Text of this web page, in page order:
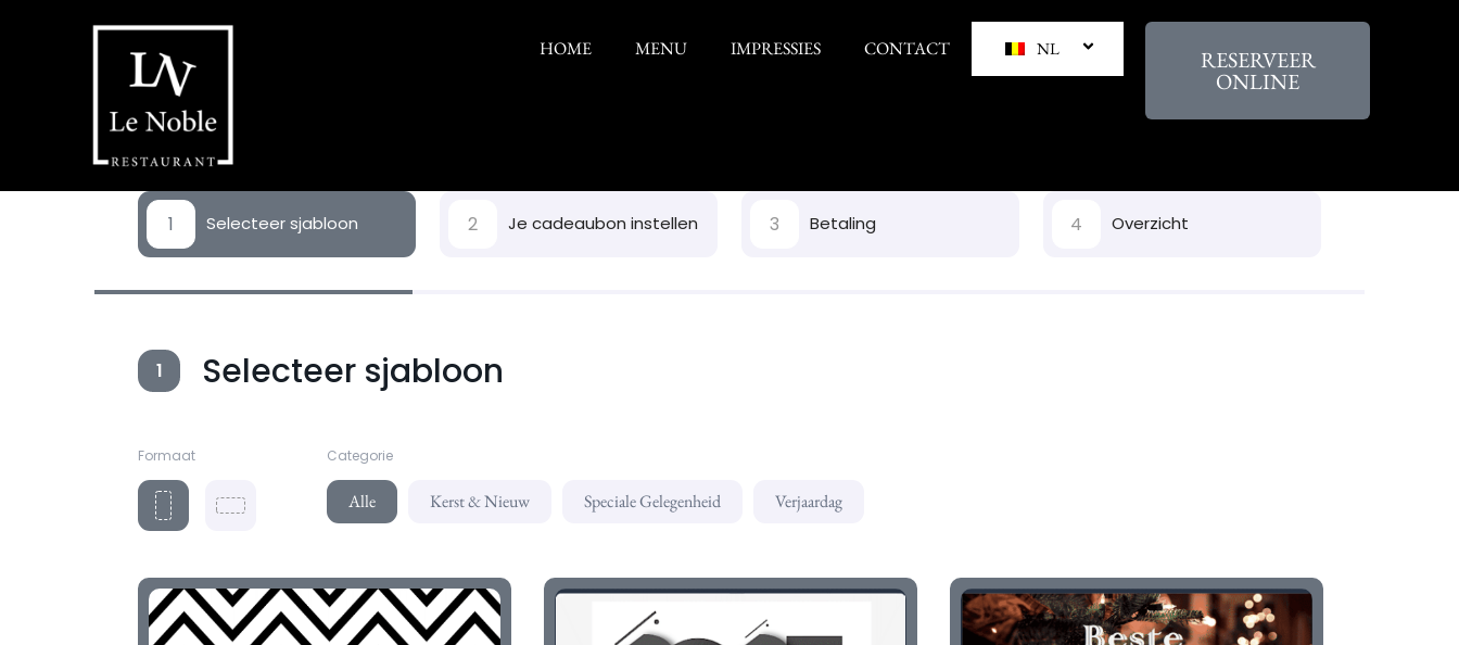
HOME MENU IMPRESSIES CONTACT NL RESERVEER
ONLINE
1 Selecteer sjabloon 2 Je cadeaubon instellen 3 Betaling 4 Overzicht
1 Selecteer sjabloon
Formaat Categorie
Alle Kerst & Nieuw Speciale Gelegenheid Verjaardag